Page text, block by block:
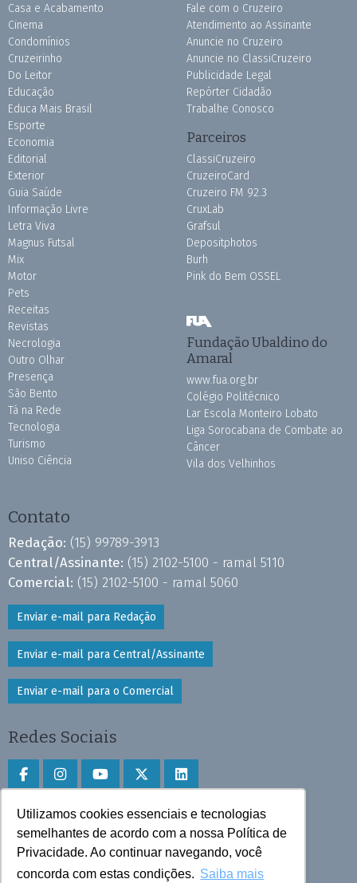
Utilizamos cookies essenciais e tecnologias
semelhantes de acordo com a nossa Política de
Privacidade. Ao continuar navegando, você
concorda com estas condições. Saiba mais
Casa e Acabamento
Cinema
Condomínios
Cruzeirinho
Do Leitor
Educação
Educa Mais Brasil
Esporte
Economia
Editorial
Exterior
Guia Saúde
Informação Livre
Letra Viva
Magnus Futsal
Mix
Motor
Pets
Receitas
Revistas
Necrologia
Outro Olhar
Presença
São Bento
Tá na Rede
Tecnologia
Turismo
Uniso Ciência
Fale com o Cruzeiro
Atendimento ao Assinante
Anuncie no Cruzeiro
Anuncie no ClassiCruzeiro
Publicidade Legal
Repórter Cidadão
Trabalhe Conosco
Parceiros
ClassiCruzeiro
CruzeiroCard
Cruzeiro FM 92.3
CruxLab
Grafsul
Depositphotos
Burh
Pink do Bem OSSEL
Fundação Ubaldino do
Amaral
www.fua.org.br
Colégio Politécnico
Lar Escola Monteiro Lobato
Liga Sorocabana de Combate ao
Câncer
Vila dos Velhinhos
Contato
Redação: (15) 99789-3913
Central/Assinante: (15) 2102-5100 - ramal 5110
Comercial: (15) 2102-5100 - ramal 5060
Enviar e-mail para Redação
Enviar e-mail para Central/Assinante
Enviar e-mail para o Comercial
Redes Sociais
Faça download do aplicativo
Play Store e App Store